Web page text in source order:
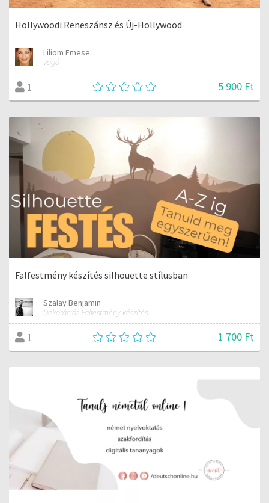
Hollywoodi Reneszánsz és Új-Hollywood
Liliom Emese
Vágó
1 5 900 Ft
Falfestmény készítés silhouette stílusban
Szalay Benjamin
Dekorációs Falfestmény készítés
1 1 700 Ft